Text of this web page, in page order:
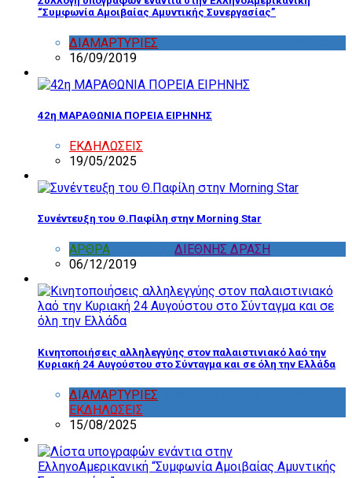
“Συμφωνία Αμοιβαίας Αμυντικής Συνεργασίας”
ΔΙΑΜΑΡΤΥΡΙΕΣ
16/09/2019
42η ΜΑΡΑΘΩΝΙΑ ΠΟΡΕΙΑ ΕΙΡΗΝΗΣ
ΕΚΔΗΛΩΣΕΙΣ
19/05/2025
Συνέντευξη του Θ.Παφίλη στην Morning Star
ΑΡΘΡΑ
ΔΙΕΘΝΗΣ ΔΡΑΣΗ
06/12/2019
Κινητοποιήσεις αλληλεγγύης στον παλαιστινιακό λαό την
Κυριακή 24 Αυγούστου στο Σύνταγμα και σε όλη την Ελλάδα
ΔΙΑΜΑΡΤΥΡΙΕΣ
ΕΚΔΗΛΩΣΕΙΣ
15/08/2025